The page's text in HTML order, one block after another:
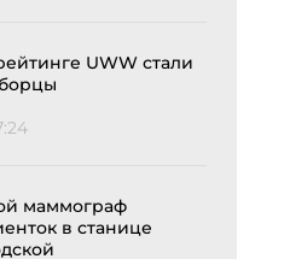
UWW стали
маммограф
в станице